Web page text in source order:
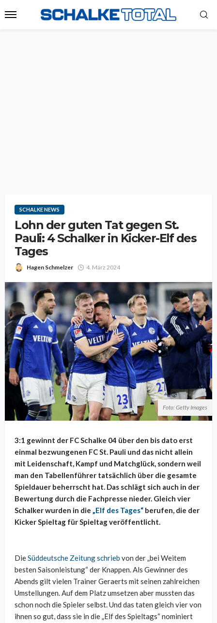
SCHALKE NEWS
Lohn der guten Tat gegen St.
Pauli: 4 Schalker in Kicker-Elf des
Tages
Hagen Schmelzer 4. März 2024
Foto: Getty Images
3:1 gewinnt der FC Schalke 04 über den bis dato erst
einmal bezwungenen FC St. Pauli und das nicht allein
mit Leidenschaft, Kampf und Matchglück, sondern weil
man den Tabellenführer tatsächlich über die gesamte
Spieldauer beherrscht hat. Das schlägt sich auch in der
Bewertung durch die Fachpresse nieder. Gleich vier
Schalker wurden in die „Elf des Tages“ berufen, die der
Kicker Spieltag für Spieltag veröffentlicht.
DieSüddeutsche Zeitung schrieb von der „bei Weitem
besten Saisonleistung“ der Knappen. Als Gewinner des
Abends gilt vielen Trainer Geraerts mit seinen zahlreichen
Umstellungen. Auf dem Platz umsetzen aber mussten das
schon noch die Spieler selbst. Und das taten gleich vier von
ihnen so gut, dass sie in die „Elf des Spieltags“ nominiert